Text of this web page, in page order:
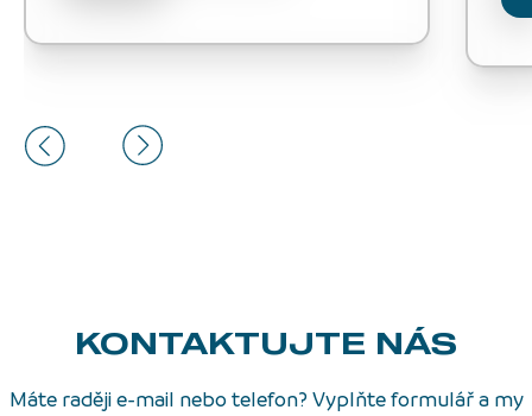
KONTAKTUJTE NÁS
Máte raději e-mail nebo telefon? Vyplňte formulář a my